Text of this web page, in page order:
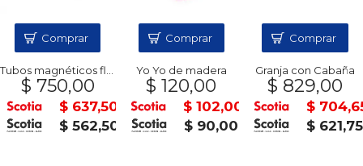
$ 750,00
$ 637,50
$ 562,50
Comprar
Yo Yo de madera
$ 120,00
$ 102,00
$ 90,00
Comprar
Granja con Cabaña
$ 829,00
$
$ 621,75
Comprar